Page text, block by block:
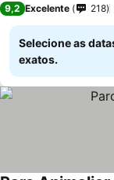
9,2 Excelente 218
Selecione as
exatos.